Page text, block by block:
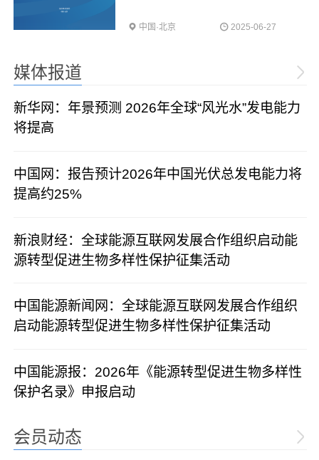
中国·北京 2025-06-27
媒体报道
新华网：年景预测 2026年全球“风光水”发电能力
将提高
中国网：报告预计2026年中国光伏总发电能力将
提高约25%
新浪财经：全球能源互联网发展合作组织启动能
源转型促进生物多样性保护征集活动
中国能源新闻网：全球能源互联网发展合作组织
启动能源转型促进生物多样性保护征集活动
中国能源报：2026年《能源转型促进生物多样性
保护名录》申报启动
会员动态